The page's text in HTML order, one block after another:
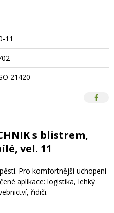
11
21420
s blistrem,
vel. 11
Pro komfortnější uchopení
aplikace: logistika, lehký
řidiči.